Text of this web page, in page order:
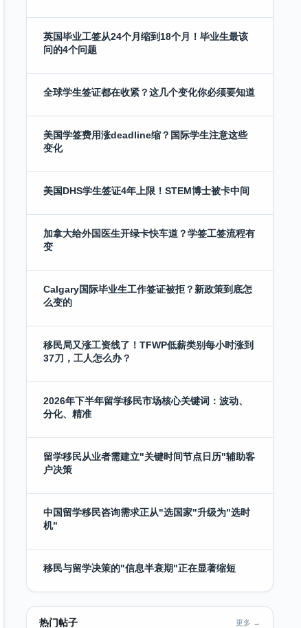
英国毕业工签从24个月缩到18个月！毕业生最该
问的4个问题
全球学生签证都在收紧？这几个变化你必须要知道
美国学签费用涨deadline缩？国际学生注意这些
变化
美国DHS学生签证4年上限！STEM博士被卡中间
加拿大给外国医生开绿卡快车道？学签工签流程有
变
Calgary国际毕业生工作签证被拒？新政策到底怎
么变的
移民局又涨工资线了！TFWP低薪类别每小时涨到
37刀，工人怎么办？
2026年下半年留学移民市场核心关键词：波动、
分化、精准
留学移民从业者需建立"关键时间节点日历"辅助客
户决策
中国留学移民咨询需求正从"选国家"升级为"选时
机"
移民与留学决策的"信息半衰期"正在显著缩短
热门帖子 更多 →